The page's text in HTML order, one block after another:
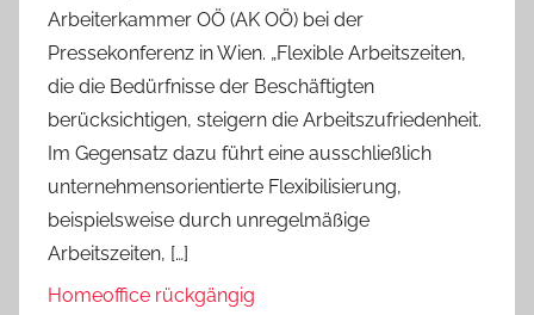
Arbeiterkammer OÖ (AK OÖ) bei der
Pressekonferenz in Wien. „Flexible Arbeitszeiten,
die die Bedürfnisse der Beschäftigten
berücksichtigen, steigern die Arbeitszufriedenheit.
Im Gegensatz dazu führt eine ausschließlich
unternehmensorientierte Flexibilisierung,
beispielsweise durch unregelmäßige
Arbeitszeiten, […]
Homeoffice rückgängig